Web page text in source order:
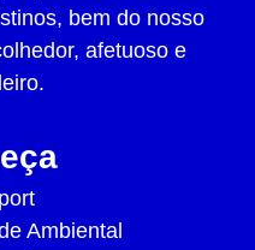
bem do nosso
afetuoso e
Ambiental